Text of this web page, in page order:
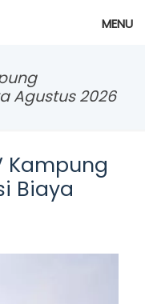
MENU
Agustus 2026
Kampung
Biaya